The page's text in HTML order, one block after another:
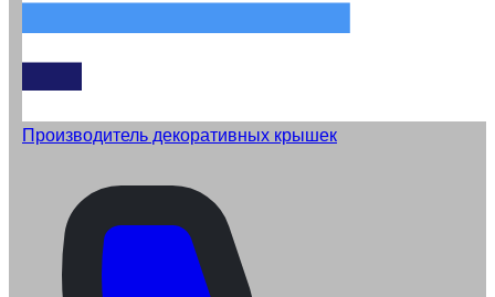
Производитель декоративных крышек